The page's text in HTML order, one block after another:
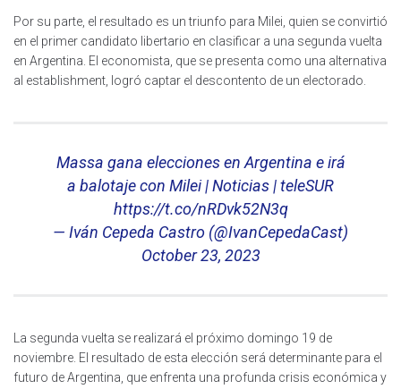
Por su parte, el resultado es un triunfo para Milei, quien se convirtió
en el primer candidato libertario en clasificar a una segunda vuelta
en Argentina. El economista, que se presenta como una alternativa
al establishment, logró captar el descontento de un electorado.
Massa gana elecciones en Argentina e irá
a balotaje con Milei | Noticias | teleSUR
https://t.co/nRDvk52N3q
— Iván Cepeda Castro (@IvanCepedaCast)
October 23, 2023
La segunda vuelta se realizará el próximo domingo 19 de
noviembre. El resultado de esta elección será determinante para el
futuro de Argentina, que enfrenta una profunda crisis económica y